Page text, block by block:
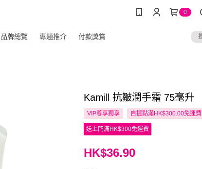
0
品牌總覽 專題推介 付款獎賞
Kamill 抗皺潤手霜 75毫升
VIP尊享獨享 自提點滿HK$300.00免運費
送上門滿HK$300免運費
HK$36.90